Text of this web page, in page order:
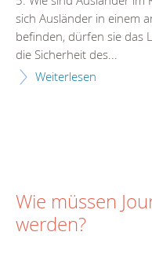
sich Ausländer in einem
befinden, dürfen sie das
die Sicherheit des...
Weiterlesen
Wie müssen
werden?